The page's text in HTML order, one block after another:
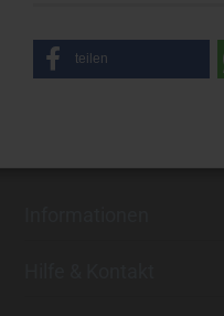
teilen